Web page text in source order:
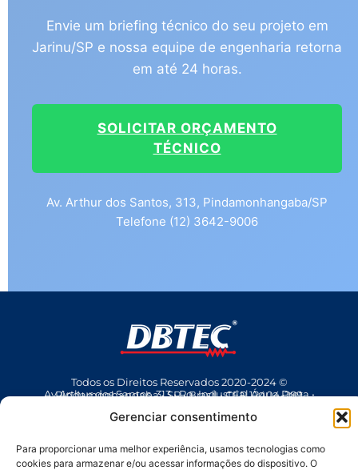
Gerenciar consentimento
Para proporcionar uma melhor experiência, usamos tecnologias como
cookies para armazenar e/ou acessar informações do dispositivo. O
Envie um briefing técnico do seu projeto em
Jarinu/SP e nossa equipe de engenharia retorna
em até 24 horas.
SOLICITAR ORÇAMENTO
TÉCNICO
Av. Arthur dos Santos, 313, Pindamonhangaba/SP
Telefone (12) 3642-9006
Todos os Direitos Reservados 2020-2024 ©
Av Arthur dos Santos, 313 • Pq. Industrial Água Preta • Pindamonhangaba • SP • Brasil • CEP 12404-289